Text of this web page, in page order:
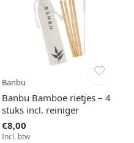
Banbu
Banbu Bamboe rietjes – 4
stuks incl. reiniger
€8,00
Incl. btw